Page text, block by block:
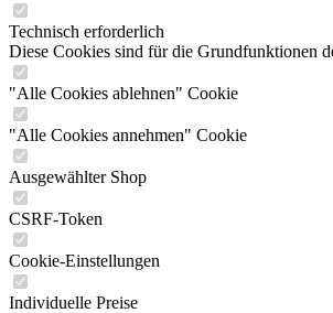
Technisch erforderlich
Diese Cookies sind für die Grundfunktionen
"Alle Cookies ablehnen" Cookie
"Alle Cookies annehmen" Cookie
Ausgewählter Shop
CSRF-Token
Cookie-Einstellungen
Individuelle Preise